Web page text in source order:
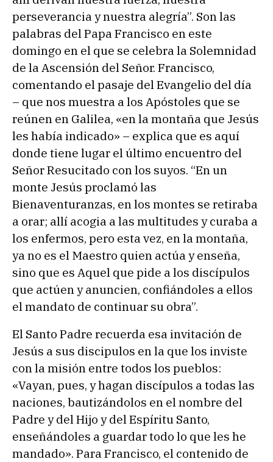
perseverancia y nuestra alegría”. Son las
palabras del Papa Francisco en este
domingo en el que se celebra la Solemnidad
de la Ascensión del Señor. Francisco,
comentando el pasaje del Evangelio del día
– que nos muestra a los Apóstoles que se
reúnen en Galilea, «en la montaña que Jesús
les había indicado» – explica que es aquí
donde tiene lugar el último encuentro del
Señor Resucitado con los suyos. “En un
monte Jesús proclamó las
Bienaventuranzas, en los montes se retiraba
a orar; allí acogia a las multitudes y curaba a
los enfermos, pero esta vez, en la montaña,
ya no es el Maestro quien actúa y enseña,
sino que es Aquel que pide a los discípulos
que actúen y anuncien, confiándoles a ellos
el mandato de continuar su obra”.
El Santo Padre recuerda esa invitación de
Jesús a sus discipulos en la que los inviste
con la misión entre todos los pueblos:
«Vayan, pues, y hagan discípulos a todas las
naciones, bautizándolos en el nombre del
Padre y del Hijo y del Espíritu Santo,
enseñándoles a guardar todo lo que les he
mandado». Para Francisco, el contenido de